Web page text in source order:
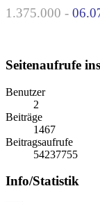
1.375.000 -
Seitenaufrufe
Benutzer
2
Beiträge
1467
Beitragsaufrufe
54237755
Info/Statistik